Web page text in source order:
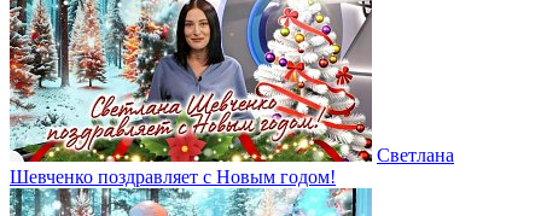
Светлана
Шевченко поздравляет с Новым годом!